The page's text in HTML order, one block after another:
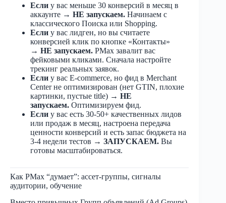
Если у вас меньше 30 конверсий в месяц в
аккаунте → НЕ запускаем. Начинаем с
классического Поиска или Shopping.
Если у вас лидген, но вы считаете
конверсией клик по кнопке «Контакты»
→ НЕ запускаем. PMax завалит вас
фейковыми кликами. Сначала настройте
трекинг реальных заявок.
Если у вас E-commerce, но фид в Merchant
Center не оптимизирован (нет GTIN, плохие
картинки, пустые title) → НЕ
запускаем. Оптимизируем фид.
Если у вас есть 30-50+ качественных лидов
или продаж в месяц, настроена передача
ценности конверсий и есть запас бюджета на
3-4 недели тестов → ЗАПУСКАЕМ. Вы
готовы масштабироваться.
Как PMax “думает”: ассет-группы, сигналы
аудитории, обучение